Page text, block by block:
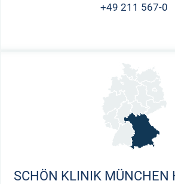
+49 211 567-0
SCHÖN KLINIK MÜNCHEN